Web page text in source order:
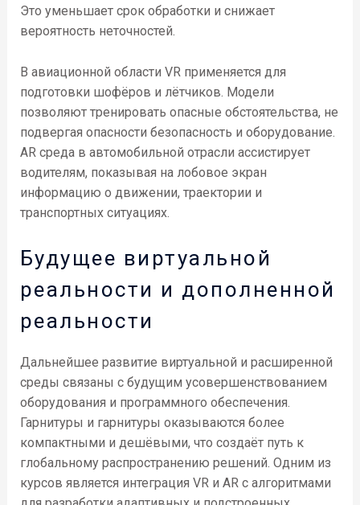
Это уменьшает срок обработки и снижает
вероятность неточностей.
В авиационной области VR применяется для
подготовки шофёров и лётчиков. Модели
позволяют тренировать опасные обстоятельства, не
подвергая опасности безопасность и оборудование.
AR среда в автомобильной отрасли ассистирует
водителям, показывая на лобовое экран
информацию о движении, траектории и
транспортных ситуациях.
Будущее виртуальной
реальности и дополненной
реальности
Дальнейшее развитие виртуальной и расширенной
среды связаны с будущим усовершенствованием
оборудования и программного обеспечения.
Гарнитуры и гарнитуры оказываются более
компактными и дешёвыми, что создаёт путь к
глобальному распространению решений. Одним из
курсов является интеграция VR и AR с алгоритмами